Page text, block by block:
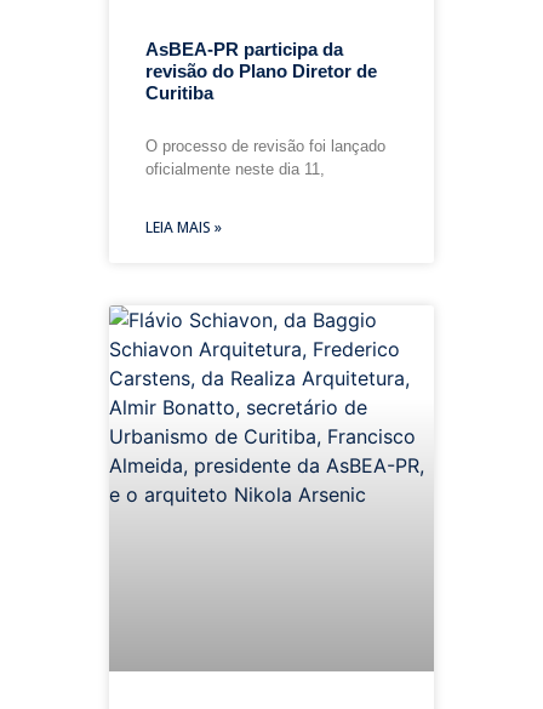
AsBEA-PR participa da
revisão do Plano Diretor de
Curitiba
O processo de revisão foi lançado
oficialmente neste dia 11,
LEIA MAIS »